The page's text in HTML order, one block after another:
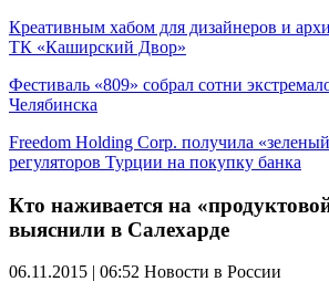
Креативным хабом для дизайнеров и
ТК «Каширский Двор»
Фестиваль «809» собрал сотни
Челябинска
Freedom Holding Corp. получила
регуляторов Турции на покупку банка
Кто наживается на
выяснили в Салехарде
06.11.2015 | 06:52 Новости в России